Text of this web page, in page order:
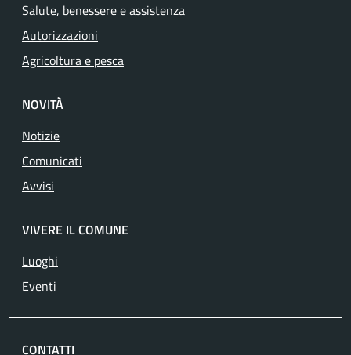
Salute, benessere e assistenza
Autorizzazioni
Agricoltura e pesca
NOVITÀ
Notizie
Comunicati
Avvisi
VIVERE IL COMUNE
Luoghi
Eventi
CONTATTI